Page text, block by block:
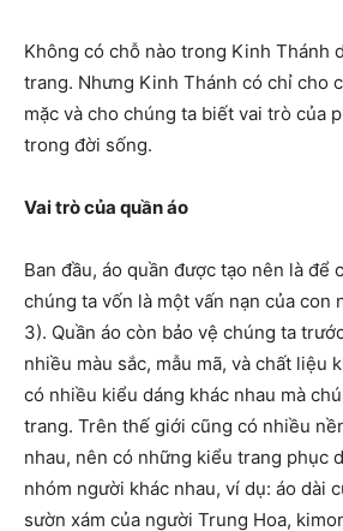
Không có chỗ nào trong Kinh Thánh
trang. Nhưng Kinh Thánh có chỉ cho
mặc và cho chúng ta biết vai trò của
trong đời sống.
Vai trò của quần áo
Ban đầu, áo quần được tạo nên là để
chúng ta vốn là một vấn nạn của con
3). Quần áo còn bảo vệ chúng ta
nhiều màu sắc, mẫu mã, và chất liệu
có nhiều kiểu dáng khác nhau mà
trang. Trên thế giới cũng có nhiều
nhau, nên có những kiểu trang phục
nhóm người khác nhau, ví dụ: áo dài
sườn xám của người Trung Hoa,